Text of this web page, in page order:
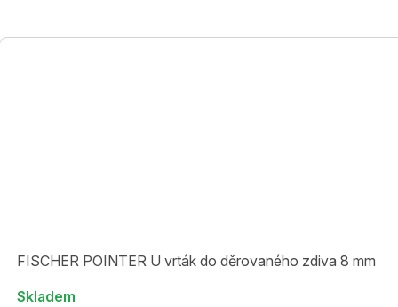
FISCHER POINTER U vrták do děrovaného zdiva 8 mm
Skladem